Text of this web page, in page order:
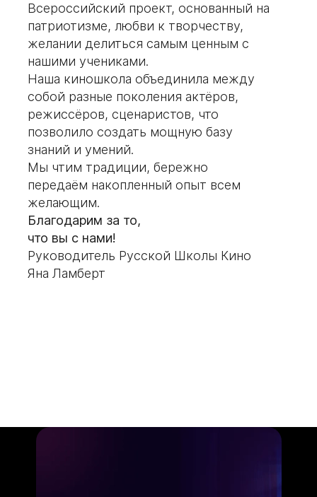
Всероссийский проект, основанный на
патриотизме, любви к творчеству,
желании делиться самым ценным с
нашими учениками.
Наша киношкола объединила между
собой разные поколения актёров,
режиссёров, сценаристов, что
позволило создать мощную базу
знаний и умений.
Мы чтим традиции, бережно
передаём накопленный опыт всем
желающим.
Благодарим за то,
что вы с нами!
Руководитель Русской Школы Кино
Яна Ламберт